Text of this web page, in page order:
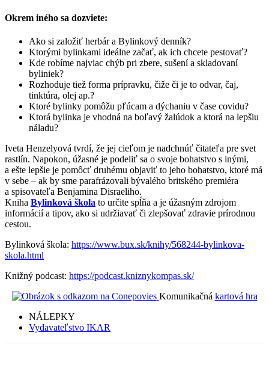
Okrem iného sa dozviete:
Ako si založiť herbár a Bylinkový denník?
Ktorými bylinkami ideálne začať, ak ich chcete pestovať?
Kde robíme najviac chýb pri zbere, sušení a skladovaní
byliniek?
Rozhoduje tiež forma prípravku, čiže či je to odvar, čaj,
tinktúra, olej ap.?
Ktoré bylinky pomôžu pľúcam a dýchaniu v čase covidu?
Ktorá bylinka je vhodná na boľavý žalúdok a ktorá na lepšiu
náladu?
Iveta Henzelyová tvrdí, že jej cieľom je nadchnúť čitateľa pre svet
rastlín. Napokon, úžasné je podeliť sa o svoje bohatstvo s inými,
a ešte lepšie je pomôcť druhému objaviť to jeho bohatstvo, ktoré má
v sebe – ak by sme parafrázovali bývalého britského premiéra
a spisovateľa Benjamina Disraeliho.
Kniha Bylinková škola to určite spĺňa a je úžasným zdrojom
informácií a tipov, ako si udržiavať či zlepšovať zdravie prírodnou
cestou.
Bylinková škola: https://www.bux.sk/knihy/568244-bylinkova-
skola.html
Knižný podcast: https://podcast.kniznykompas.sk/
Komunikačná kartová hra
NÁLEPKY
Vydavateľstvo IKAR